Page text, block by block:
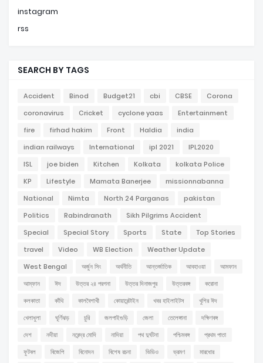
instagram
rss
SEARCH BY TAGS
Accident Binod Budget21 cbi CBSE
Corona
coronavirus
Cricket cyclone yaas
Entertainment
fire
firhad hakim Front Haldia
india
indian railways
International ipl 2021
IPL2020
ISL
joe biden Kitchen Kolkata
kolkata Police
KP
Lifestyle Mamata Banerjee
missionnabanna
National
Nimta North 24 Parganas
pakistan
Politics
Rabindranath
Sikh Pilgrims Accident
Special
Special Story Sports State
Top Stories
travel
Video WB Election
Weather Update
West Bengal
অর্জুন সিং অর্থনীতি আন্তর্জাতিক আবহাওয়া
আমফান
আম্ফান
ঈদ উত্তর ২৪ পরগনা উত্তর দিনাজপুর উত্তরবঙ্গ
করোনা
কলকাতা
কাঁথি কালবৈশাখী কোয়ারেন্টাইন খবর হাইলাইটস
খুশির ঈদ
খেলাধুলা
ঘূর্ণিঝড় চুরি জলপাইগুড়ি জেলা তেলেঙ্গানা
দক্ষিণবঙ্গ
দেশ
নদীয়া নরেন্দ্র মোদি নাদিয়া পথ দুর্ঘটনা পশ্চিমবঙ্গ
প্রথম পাতা
ফুটবল
বিজেপি বিনোদন বিশেষ রচনা ভিডিও ভ্রমণ
মারধোর